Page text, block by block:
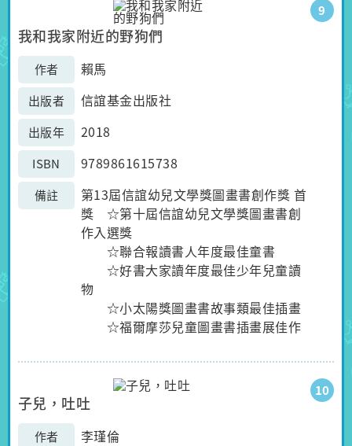
9
我和我家附近的野狗們
作者 賴馬
出版者 信誼基金出版社
出版年 2018
ISBN 9789861615738
備註
第13屆信誼幼兒文學獎圖畫書創作獎 首
獎 ☆第十屆信誼幼兒文學獎圖畫書創
作入選獎
☆聯合報讀書人年度最佳童書
☆好書大家讀年度最佳少年兒童讀
物
☆小太陽獎圖畫書故事類最佳插畫
☆福爾摩莎兒童圖畫書插畫展佳作
10
子兒，吐吐
作者 李瑾倫